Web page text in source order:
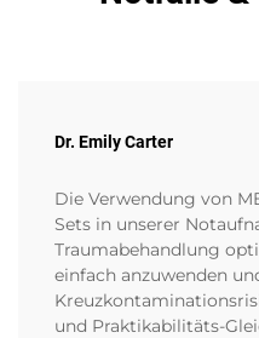
Dr. Emily Carter
Die Verwendung von
Sets in unserer
Traumabehandlung
einfach anzuwenden
und Praktikabilitäts-